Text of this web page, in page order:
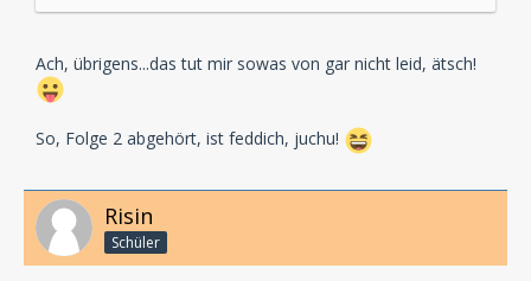
Ach, übrigens...das tut mir sowas von gar nicht leid, ätsch!
So, Folge 2 abgehört, ist feddich, juchu!
Risin
Schüler